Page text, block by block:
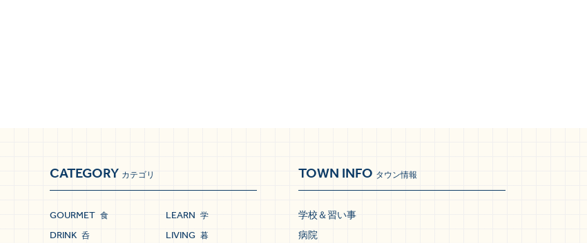
CATEGORY カテゴリ
GOURMET 食
DRINK 呑
LEARN 学
LIVING 暮
TOWN INFO タウン情報
学校＆習い事
病院